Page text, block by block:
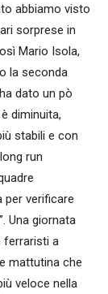
abbiamo visto
sorprese in
Mario Isola,
la seconda
dato un pò
diminuita,
stabili e con
run
per verificare
Una giornata
ferraristi a
mattutina che
veloce nella